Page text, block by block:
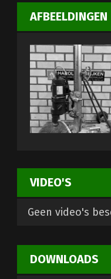
AFBEELDINGEN
VIDEO'S
Geen video's
DOWNLOADS